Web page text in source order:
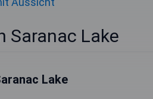
Saranac Lake
Lake